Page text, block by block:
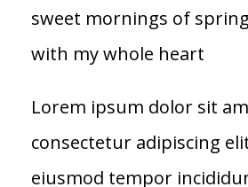
sweet mornings of
with my whole heart
Lorem ipsum dolor sit
consectetur adipiscing
eiusmod tempor